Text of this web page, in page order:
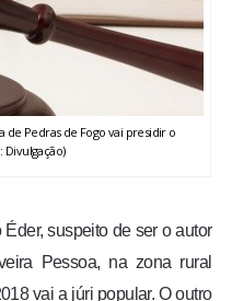
de Pedras de Fogo vai presidir o
Divulgação)
suspeito de ser o autor
Pessoa, na zona rural
vai a júri popular. O outro